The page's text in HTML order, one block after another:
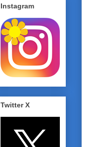
Instagram
Twitter X